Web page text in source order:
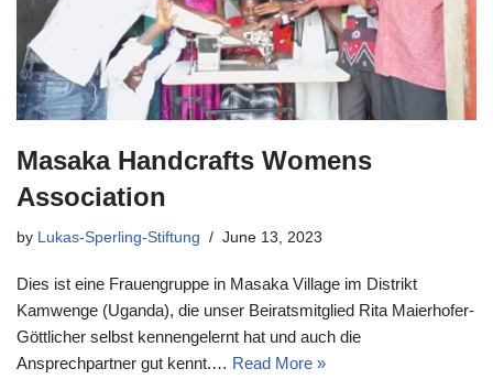
Masaka Handcrafts Womens
Association
by Lukas-Sperling-Stiftung June 13, 2023
Dies ist eine Frauengruppe in Masaka Village im Distrikt
Kamwenge (Uganda), die unser Beiratsmitglied Rita Maierhofer-
Göttlicher selbst kennengelernt hat und auch die
Ansprechpartner gut kennt.… Read More »